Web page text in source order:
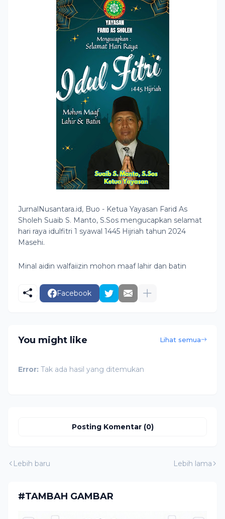
JurnalNusantara.id, Buo - Ketua Yayasan Farid As
Sholeh Suaib S. Manto, S.Sos mengucapkan selamat
hari raya idulfitri 1 syawal 1445 Hijriah tahun 2024
Masehi.
Minal aidin walfaiizin mohon maaf lahir dan batin
Facebook
You might like Lihat semua
Error: Tak ada hasil yang ditemukan
Posting Komentar (0)
Lebih baru Lebih lama
#TAMBAH GAMBAR